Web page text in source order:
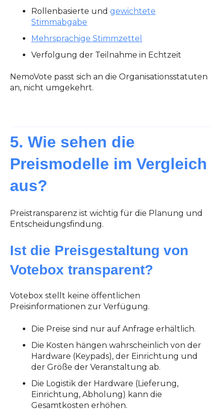
Rollenbasierte undgewichtete
Stimmabgabe
Mehrsprachige Stimmzettel
Verfolgung der Teilnahme in Echtzeit
NemoVote passt sich an die Organisationsstatuten
an, nicht umgekehrt.
5. Wie sehen die
Preismodelle im Vergleich
aus?
Preistransparenz ist wichtig für die Planung und
Entscheidungsfindung.
Ist die Preisgestaltung von
Votebox transparent?
Votebox stellt keine öffentlichen
Preisinformationen zur Verfügung.
Die Preise sind nur auf Anfrage erhältlich.
Die Kosten hängen wahrscheinlich von der
Hardware (Keypads), der Einrichtung und
der Größe der Veranstaltung ab.
Die Logistik der Hardware (Lieferung,
Einrichtung, Abholung) kann die
Gesamtkosten erhöhen.